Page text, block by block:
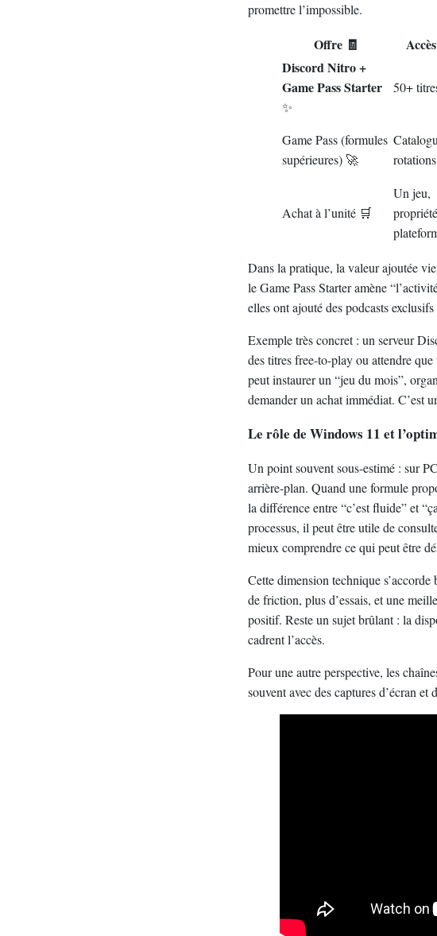
promettre l’impossible.
Offre 🧾
Discord Nitro +
Game Pass Starter
✨
50+
Game Pass (formules
supérieures) 🚀
Achat à l’unité 🛒
Un jeu,
Dans la pratique, la valeur ajoutée
le Game Pass Starter amène
elles ont ajouté des podcasts
Exemple très concret : un serveur
des titres free-to-play ou attendre
peut instaurer un “jeu du mois”,
demander un achat immédiat. C’est
Le rôle de Windows 11 et
Un point souvent sous-estimé : sur
arrière-plan. Quand une formule
la différence entre “c’est fluide” et
processus, il peut être utile de
mieux comprendre ce qui peut être
Cette dimension technique
de friction, plus d’essais, et une
positif. Reste un sujet brûlant : la
cadrent l’accès.
Pour une autre perspective, les
souvent avec des captures d’écran et